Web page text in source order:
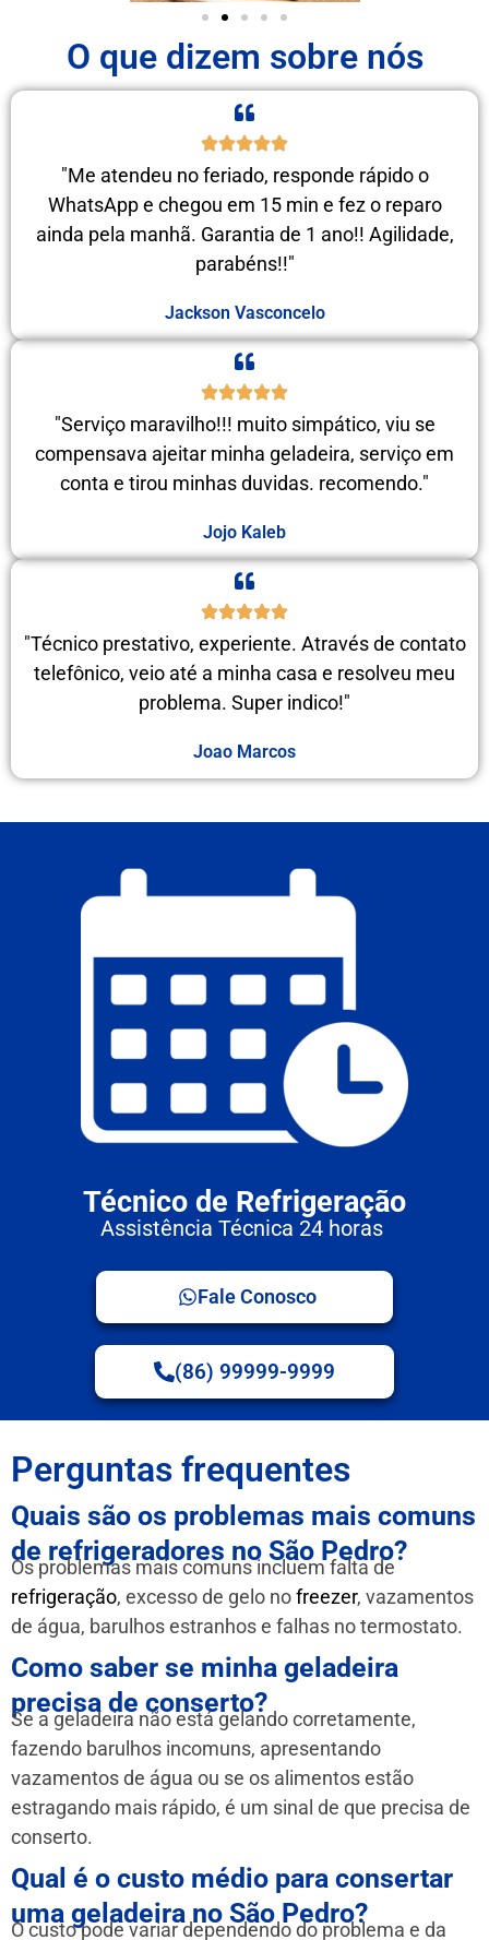
O que dizem sobre nós
"Me atendeu no feriado, responde rápido o
WhatsApp e chegou em 15 min e fez o reparo
ainda pela manhã. Garantia de 1 ano!! Agilidade,
parabéns!!"
Jackson Vasconcelo
"Serviço maravilho!!! muito simpático, viu se
compensava ajeitar minha geladeira, serviço em
conta e tirou minhas duvidas. recomendo."
Jojo Kaleb
"Técnico prestativo, experiente. Através de contato
telefônico, veio até a minha casa e resolveu meu
problema. Super indico!"
Joao Marcos
Técnico de Refrigeração
Assistência Técnica 24 horas
Fale Conosco
(86) 99999-9999
Perguntas frequentes
Quais são os problemas mais comuns
de refrigeradores no São Pedro?
Os problemas mais comuns incluem falta de
refrigeração, excesso de gelo nofreezer, vazamentos
de água, barulhos estranhos e falhas no termostato.
Como saber se minha geladeira
precisa de conserto?
Se a geladeira não está gelando corretamente,
fazendo barulhos incomuns, apresentando
vazamentos de água ou se os alimentos estão
estragando mais rápido, é um sinal de que precisa de
conserto.
Qual é o custo médio para consertar
uma geladeira no São Pedro?
O custo pode variar dependendo do problema e da